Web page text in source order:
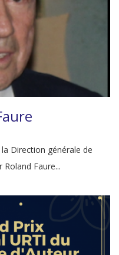
Direction générale de
Faure...